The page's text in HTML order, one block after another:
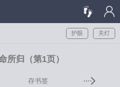
关灯
护眼
所归（第1页）
存书签